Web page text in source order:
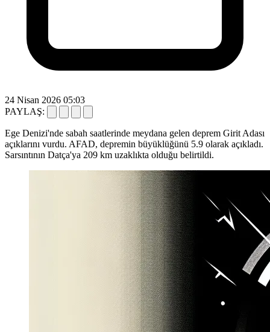
24 Nisan 2026 05:03
PAYLAŞ:
Ege Denizi'nde sabah saatlerinde meydana gelen deprem Girit Adası
açıklarını vurdu. AFAD, depremin büyüklüğünü 5.9 olarak açıkladı.
Sarsıntının Datça'ya 209 km uzaklıkta olduğu belirtildi.